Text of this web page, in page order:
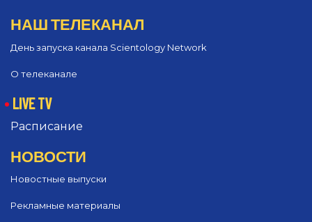
НАШ ТЕЛЕКАНАЛ
День запуска канала Scientology Network
О телеканале
LIVE TV
Расписание
НОВОСТИ
Новостные выпуски
Рекламные материалы